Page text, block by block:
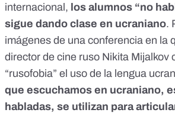
internacional, los alumnos “no
sigue dando clase en ucraniano.
imágenes de una conferencia en la
director de cine ruso Nikita Mijalkov
“rusofobia” el uso de la lengua
que escuchamos en ucraniano,
habladas, se utilizan para